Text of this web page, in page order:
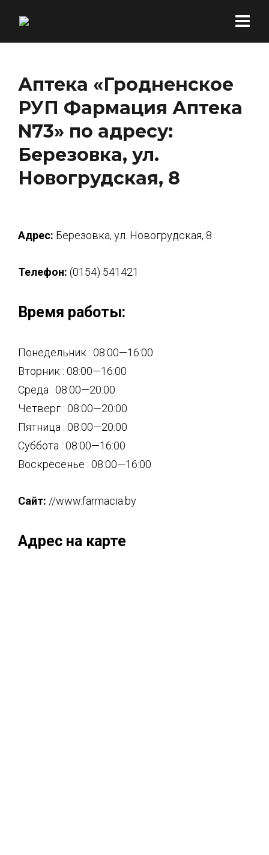
Аптека «Гродненское
РУП Фармация Аптека
N73» по адресу:
Березовка, ул.
Новогрудская, 8
Адрес: Березовка, ул. Новогрудская, 8
Телефон: (0154) 541421
Время работы:
Понедельник : 08:00—16:00
Вторник : 08:00—16:00
Среда : 08:00—20:00
Четверг : 08:00—20:00
Пятница : 08:00—20:00
Суббота : 08:00—16:00
Воскресенье : 08:00—16:00
Сайт: //www.farmacia.by
Адрес на карте